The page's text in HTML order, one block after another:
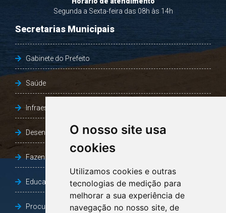
O nosso site usa
cookies
Utilizamos cookies e outras
tecnologias de medição para
melhorar a sua experiência de
navegação no nosso site, de
Segunda a Sexta-feira das 08h às 14h
Secretarias Municipais
Gabinete do Prefeito
Saúde
Infraestrutura, Agricultura e Meio Ambiente
Desenvolvimento Social
Fazenda e Desenvolvimento Econômico
Educação
Procuradoria Geral do Município